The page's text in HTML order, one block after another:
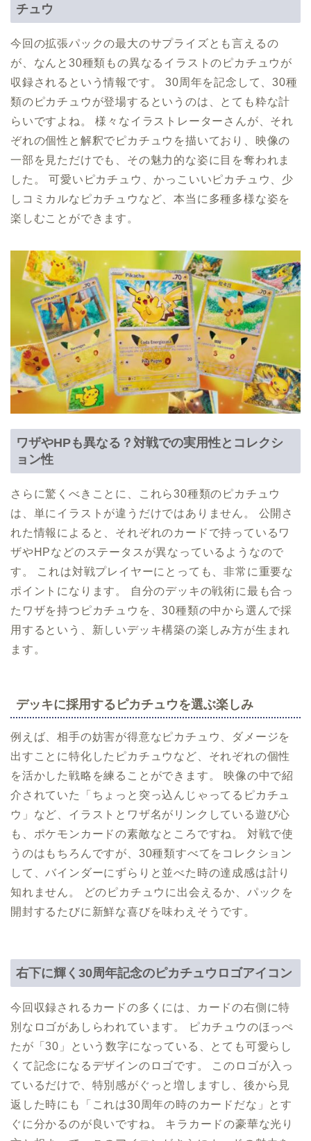
チュウ
今回の拡張パックの最大のサプライズとも言えるの
が、なんと30種類もの異なるイラストのピカチュウが
収録されるという情報です。 30周年を記念して、30種
類のピカチュウが登場するというのは、とても粋な計
らいですよね。 様々なイラストレーターさんが、それ
ぞれの個性と解釈でピカチュウを描いており、映像の
一部を見ただけでも、その魅力的な姿に目を奪われま
した。 可愛いピカチュウ、かっこいいピカチュウ、少
しコミカルなピカチュウなど、本当に多種多様な姿を
楽しむことができます。
ワザやHPも異なる？対戦での実用性とコレクシ
ョン性
さらに驚くべきことに、これら30種類のピカチュウ
は、単にイラストが違うだけではありません。 公開さ
れた情報によると、それぞれのカードで持っているワ
ザやHPなどのステータスが異なっているようなので
す。 これは対戦プレイヤーにとっても、非常に重要な
ポイントになります。 自分のデッキの戦術に最も合っ
たワザを持つピカチュウを、30種類の中から選んで採
用するという、新しいデッキ構築の楽しみ方が生まれ
ます。
デッキに採用するピカチュウを選ぶ楽しみ
例えば、相手の妨害が得意なピカチュウ、ダメージを
出すことに特化したピカチュウなど、それぞれの個性
を活かした戦略を練ることができます。 映像の中で紹
介されていた「ちょっと突っ込んじゃってるピカチュ
ウ」など、イラストとワザ名がリンクしている遊び心
も、ポケモンカードの素敵なところですね。 対戦で使
うのはもちろんですが、30種類すべてをコレクション
して、バインダーにずらりと並べた時の達成感は計り
知れません。 どのピカチュウに出会えるか、パックを
開封するたびに新鮮な喜びを味わえそうです。
右下に輝く30周年記念のピカチュウロゴアイコン
今回収録されるカードの多くには、カードの右側に特
別なロゴがあしらわれています。 ピカチュウのほっぺ
たが「30」という数字になっている、とても可愛らし
くて記念になるデザインのロゴです。 このロゴが入っ
ているだけで、特別感がぐっと増しますし、後から見
返した時にも「これは30周年の時のカードだな」とす
ぐに分かるのが良いですね。 キラカードの豪華な光り